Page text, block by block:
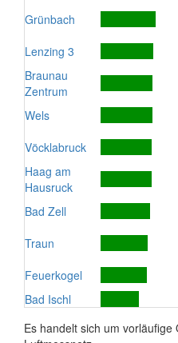
Grünbach
Lenzing 3
Braunau
Zentrum
Wels
Vöcklabruck
Haag am
Hausruck
Bad Zell
Traun
Feuerkogel
Bad Ischl
Es handelt sich um